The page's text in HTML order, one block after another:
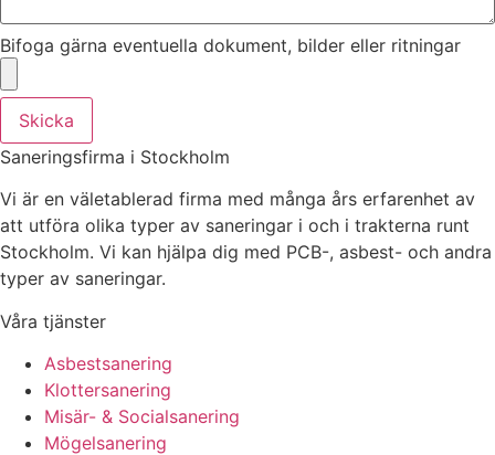
Bifoga gärna eventuella dokument, bilder eller ritningar
Skicka
Saneringsfirma i Stockholm
Vi är en väletablerad firma med många års erfarenhet av
att utföra olika typer av saneringar i och i trakterna runt
Stockholm. Vi kan hjälpa dig med PCB-, asbest- och andra
typer av saneringar.
Våra tjänster
Asbestsanering
Klottersanering
Misär- & Socialsanering
Mögelsanering